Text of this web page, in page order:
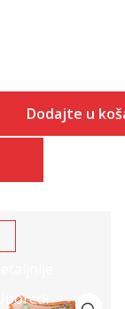
Dodajte u
Uporedi